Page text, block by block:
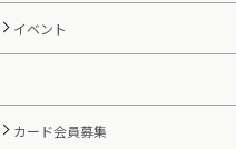
イベント
カード会員募集